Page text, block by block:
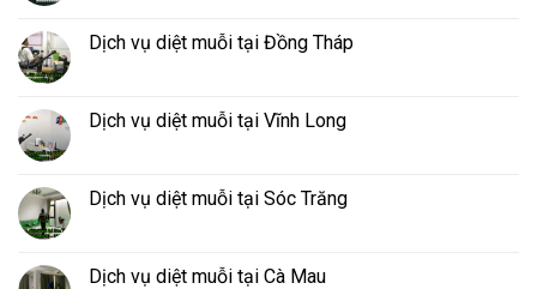
Dịch vụ diệt muỗi tại Đồng Tháp
Dịch vụ diệt muỗi tại Vĩnh Long
Dịch vụ diệt muỗi tại Sóc Trăng
Dịch vụ diệt muỗi tại Cà Mau